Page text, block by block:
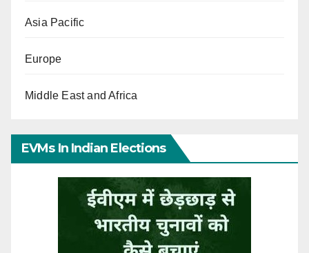
Asia Pacific
Europe
Middle East and Africa
EVMs In Indian Elections